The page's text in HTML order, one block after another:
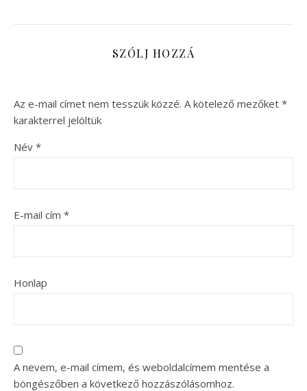
SZÓLJ HOZZÁ
Az e-mail címet nem tesszük közzé. A kötelező mezőket *
karakterrel jelöltük
Név *
E-mail cím *
Honlap
A nevem, e-mail címem, és weboldalcímem mentése a
böngészőben a következő hozzászólásomhoz.